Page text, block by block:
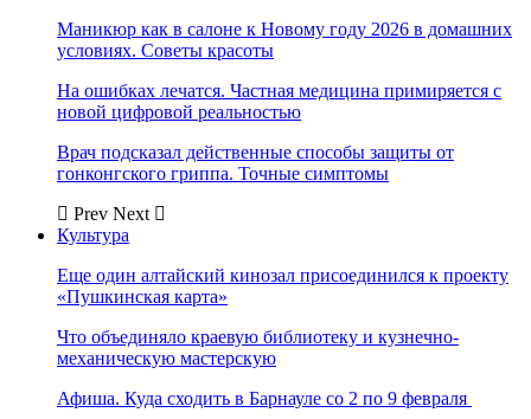
Маникюр как в салоне к Новому году 2026 в домашних
условиях. Советы красоты
На ошибках лечатся. Частная медицина примиряется с
новой цифровой реальностью
Врач подсказал действенные способы защиты от
гонконгского гриппа. Точные симптомы
Prev Next
Культура
Еще один алтайский кинозал присоединился к проекту
«Пушкинская карта»
Что объединяло краевую библиотеку и кузнечно-
механическую мастерскую
Афиша. Куда сходить в Барнауле со 2 по 9 февраля